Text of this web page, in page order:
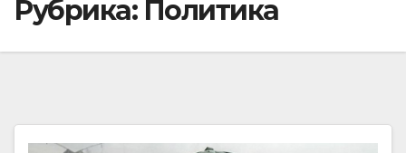
Рубрика: Политика